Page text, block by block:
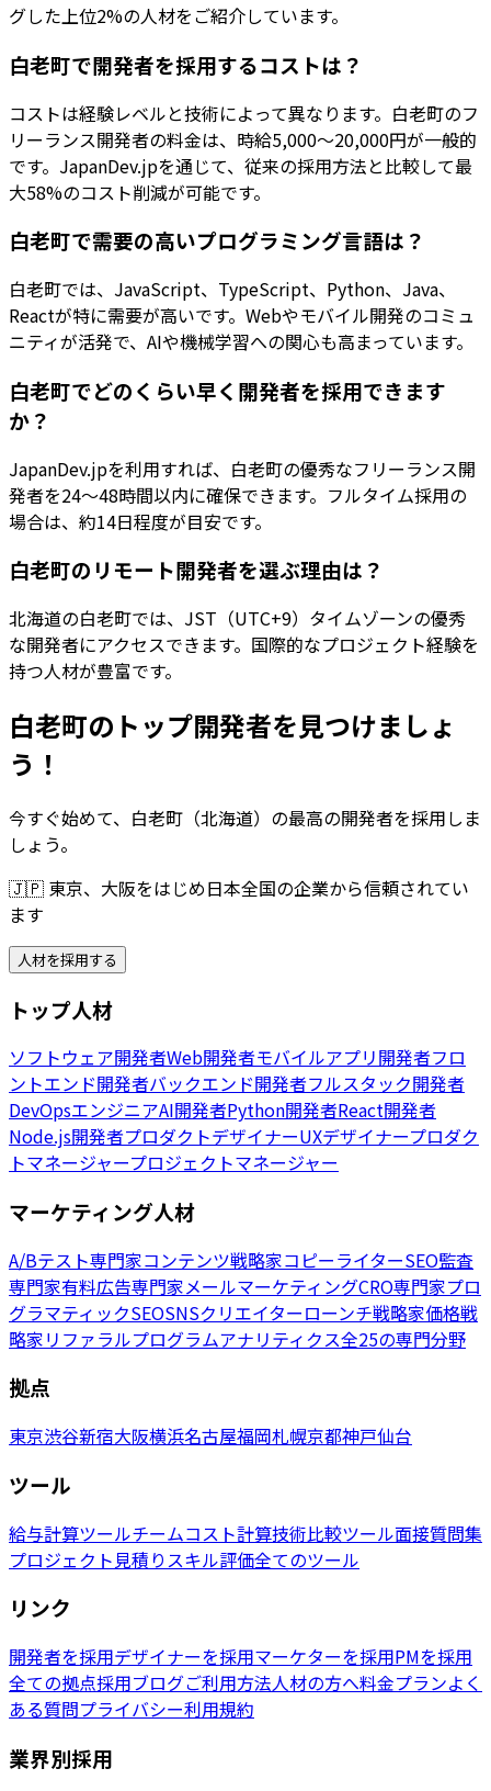
グした上位2%の人材をご紹介しています。
白老町で開発者を採用するコストは？
コストは経験レベルと技術によって異なります。白老町のフ
リーランス開発者の料金は、時給5,000〜20,000円が一般的
です。JapanDev.jpを通じて、従来の採用方法と比較して最
大58%のコスト削減が可能です。
白老町で需要の高いプログラミング言語は？
白老町では、JavaScript、TypeScript、Python、Java、
Reactが特に需要が高いです。Webやモバイル開発のコミュ
ニティが活発で、AIや機械学習への関心も高まっています。
白老町でどのくらい早く開発者を採用できます
か？
JapanDev.jpを利用すれば、白老町の優秀なフリーランス開
発者を24〜48時間以内に確保できます。フルタイム採用の
場合は、約14日程度が目安です。
白老町のリモート開発者を選ぶ理由は？
北海道の白老町では、JST（UTC+9）タイムゾーンの優秀
な開発者にアクセスできます。国際的なプロジェクト経験を
持つ人材が豊富です。
白老町のトップ開発者を見つけましょ
う！
今すぐ始めて、白老町（北海道）の最高の開発者を採用しま
しょう。
🇯🇵 東京、大阪をはじめ日本全国の企業から信頼されてい
ます
人材を採用する
トップ人材
ソフトウェア開発者Web開発者モバイルアプリ開発者フロ
ントエンド開発者バックエンド開発者フルスタック開発者
DevOpsエンジニアAI開発者Python開発者React開発者
Node.js開発者プロダクトデザイナーUXデザイナープロダク
トマネージャープロジェクトマネージャー
マーケティング人材
A/Bテスト専門家コンテンツ戦略家コピーライターSEO監査
専門家有料広告専門家メールマーケティングCRO専門家プロ
グラマティックSEOSNSクリエイターローンチ戦略家価格戦
略家リファラルプログラムアナリティクス全25の専門分野
拠点
東京渋谷新宿大阪横浜名古屋福岡札幌京都神戸仙台
ツール
給与計算ツールチームコスト計算技術比較ツール面接質問集
プロジェクト見積り スキル評価全てのツール
リンク
開発者を採用デザイナーを採用マーケターを採用PMを採用
全ての拠点採用ブログご利用方法人材の方へ料金プランよく
ある質問プライバシー利用規約
業界別採用